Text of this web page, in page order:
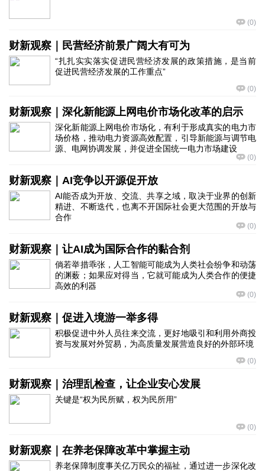
(0)
财新观察｜民营经济前景广阔大有可为
“扎扎实实落实促进民营经济发展的政策措施，是当前
促进民营经济发展的工作重点”
(0)
财新观察｜深化新能源上网电价市场化改革的启示
深化新能源上网电价市场化，有利于形成真实的电力市
场价格，推动电力资源高效配置，引导新能源与调节电
源、电网协调发展，并促进全国统一电力市场建设
(0)
财新观察｜AI竞争以开源促开放
AI能否成为开放、交流、共享之域，取决于业界的创新
精进、不断迭代，也离不开国际社会更大范围的开放与
合作
(0)
财新观察｜让AI成为国际合作的黏合剂
倘若举措乖张，人工智能可能成为人类社会纷争和动荡
的渊薮；如果应对得当，它就可能成为人类合作的便捷
高效的利器
(0)
财新观察｜促进入境游一举多得
积极促进中外人员往来交流，更好地吸引和利用外商投
资与发展对外贸易，为高质量发展营造良好的外部环境
(0)
财新观察｜治理乱检查，让企业安心发展
关键是“权为民所赋，权为民所用”
(0)
财新观察｜在养老保障改革中掌握主动
养老保障制度事关亿万民众的福祉，通过进一步深化改